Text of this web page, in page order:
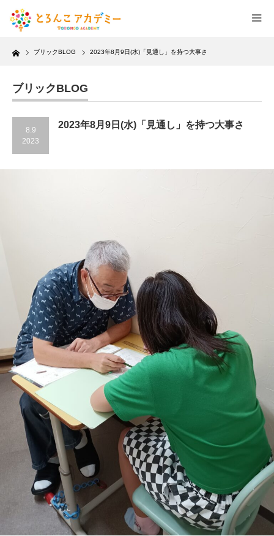
Home ブリックBLOG 2023年8月9日(水)「見通し」を持つ大事さ
ブリックBLOG
8.9
2023
2023年8月9日(水)「見通し」を持つ大事さ